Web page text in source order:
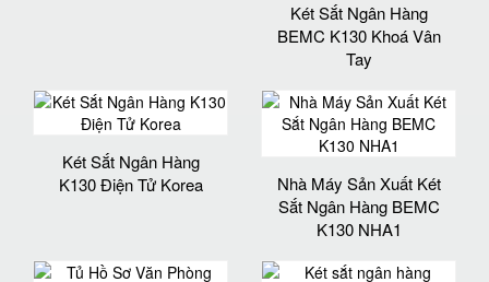
Két Sắt Ngân Hàng
BEMC K130 Khoá Vân
Tay
Két Sắt Ngân Hàng
K130 Điện Tử Korea
Nhà Máy Sản Xuất Két
Sắt Ngân Hàng BEMC
K130 NHA1